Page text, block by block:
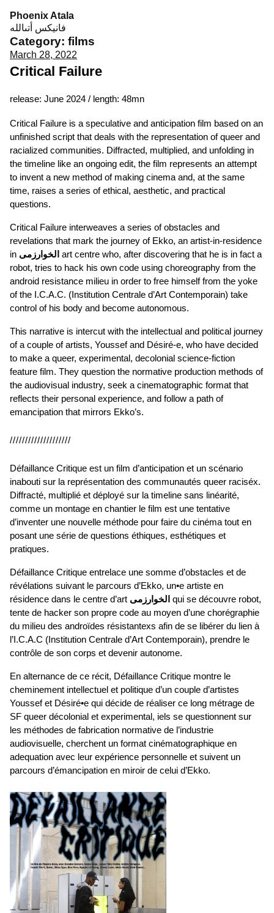
Skip
to
content
Phoenix Atala
فانيكس أتىالله
Category: films
March 28, 2022
Critical Failure
release: June 2024 / length: 48mn
Critical Failure is a speculative and anticipation film based on an
unfinished script that deals with the representation of queer and
racialized communities. Diffracted, multiplied, and unfolding in
the timeline like an ongoing edit, the film represents an attempt
to invent a new method of making cinema and, at the same
time, raises a series of ethical, aesthetic, and practical
questions.
Critical Failure interweaves a series of obstacles and
revelations that mark the journey of Ekko, an artist-in-residence
in الخوارزمی art centre who, after discovering that he is in fact a
robot, tries to hack his own code using choreography from the
android resistance milieu in order to free himself from the yoke
of the I.C.A.C. (Institution Centrale d’Art Contemporain) take
control of his body and become autonomous.
This narrative is intercut with the intellectual and political journey
of a couple of artists, Youssef and Désiré-e, who have decided
to make a queer, experimental, decolonial science-fiction
feature film. They question the normative production methods of
the audiovisual industry, seek a cinematographic format that
reflects their personal experience, and follow a path of
emancipation that mirrors Ekko’s.
////////////////////
Défaillance Critique est un film d’anticipation et un scénario
inabouti sur la représentation des communautés queer raciséx.
Diffracté, multiplié et déployé sur la timeline sans linéarité,
comme un montage en chantier le film est une tentative
d’inventer une nouvelle méthode pour faire du cinéma tout en
posant une série de questions éthiques, esthétiques et
pratiques.
Défaillance Critique entrelace une somme d’obstacles et de
révélations suivant le parcours d’Ekko, un•e artiste en
résidence dans le centre d’art الخوارزمی qui se découvre robot,
tente de hacker son propre code au moyen d’une chorégraphie
du milieu des androïdes résistantexs afin de se libérer du lien à
l’I.C.A.C (Institution Centrale d’Art Contemporain), prendre le
contrôle de son corps et devenir autonome.
En alternance de ce récit, Défaillance Critique montre le
cheminement intellectuel et politique d’un couple d’artistes
Youssef et Désiré•e qui décide de réaliser ce long métrage de
SF queer décolonial et experimental, iels se questionnent sur
les méthodes de fabrication normative de l’industrie
audiovisuelle, cherchent un format cinématographique en
adequation avec leur expérience personnelle et suivent un
parcours d’émancipation en miroir de celui d’Ekko.